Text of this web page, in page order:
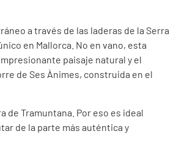
a través de las laderas de la Serra
en Mallorca. No en vano, esta
paisaje natural y el
de Ses Ànimes, construida en el
de Tramuntana. Por eso es ideal
de la parte más auténtica y